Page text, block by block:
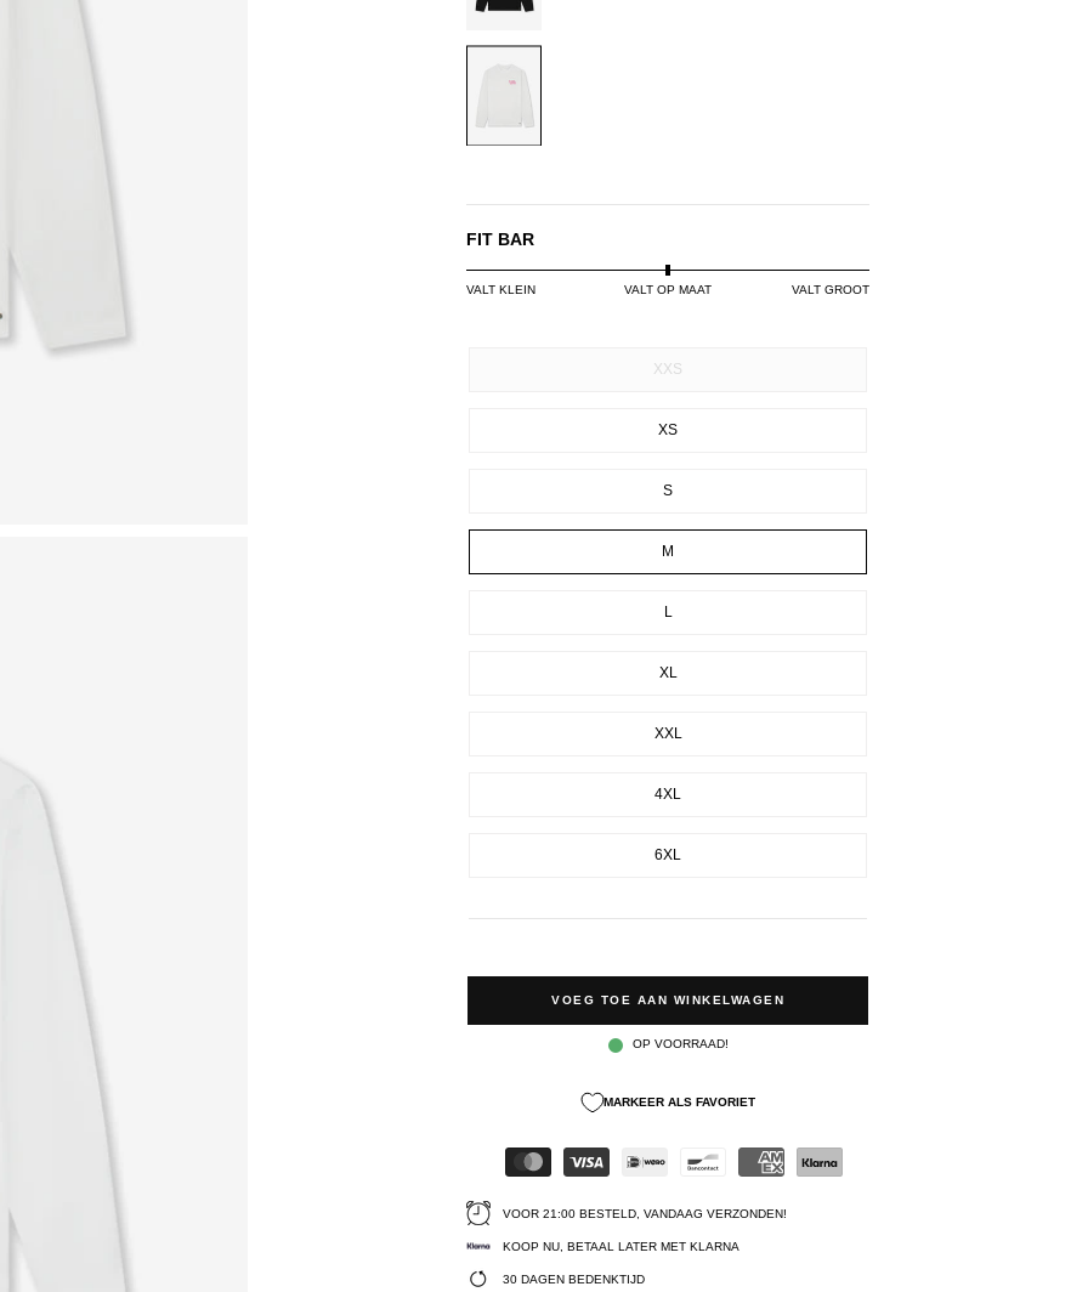
FIT BAR
VALT KLEIN VALT OP MAAT VALT GROOT
XXS
XS
S
M
L
XL
XXL
4XL
6XL
VOEG TOE AAN WINKELWAGEN
OP VOORRAAD!
MARKEER ALS FAVORIET
VOOR 21:00 BESTELD, VANDAAG VERZONDEN!
KOOP NU, BETAAL LATER MET KLARNA
30 DAGEN BEDENKTIJD